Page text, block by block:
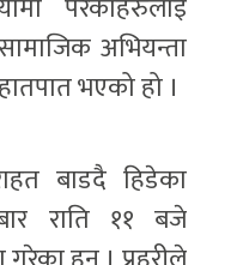
परेकाहरुलाई
अभियन्ता
भएको हो ।
बाडदै हिडेका
राति ११ बजे